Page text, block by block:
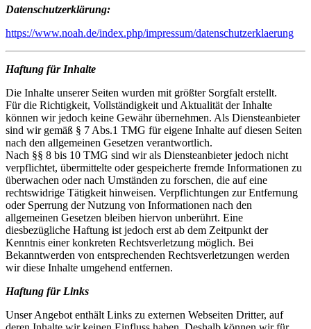
Datenschutzerklärung:
https://www.noah.de/index.php/impressum/datenschutzerklaerung
Haftung für Inhalte
Die Inhalte unserer Seiten wurden mit größter Sorgfalt erstellt.
Für die Richtigkeit, Vollständigkeit und Aktualität der Inhalte
können wir jedoch keine Gewähr übernehmen. Als Diensteanbieter
sind wir gemäß § 7 Abs.1 TMG für eigene Inhalte auf diesen Seiten
nach den allgemeinen Gesetzen verantwortlich.
Nach §§ 8 bis 10 TMG sind wir als Diensteanbieter jedoch nicht
verpflichtet, übermittelte oder gespeicherte fremde Informationen zu
überwachen oder nach Umständen zu forschen, die auf eine
rechtswidrige Tätigkeit hinweisen. Verpflichtungen zur Entfernung
oder Sperrung der Nutzung von Informationen nach den
allgemeinen Gesetzen bleiben hiervon unberührt. Eine
diesbezügliche Haftung ist jedoch erst ab dem Zeitpunkt der
Kenntnis einer konkreten Rechtsverletzung möglich. Bei
Bekanntwerden von entsprechenden Rechtsverletzungen werden
wir diese Inhalte umgehend entfernen.
Haftung für Links
Unser Angebot enthält Links zu externen Webseiten Dritter, auf